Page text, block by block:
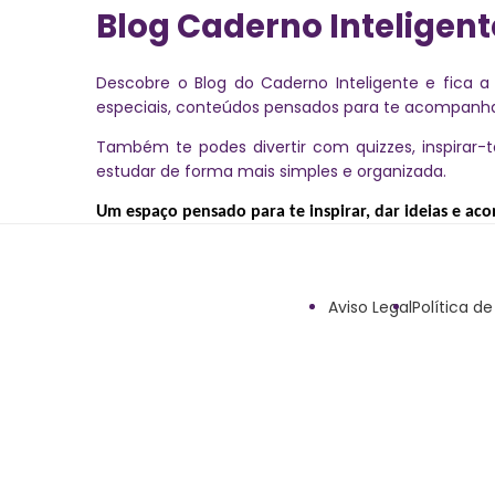
Blog Caderno
Descobre o Blog do Caderno Inteligente e fica
especiais, conteúdos pensados para te
Também te podes divertir com quizzes,
estudar de forma mais simples e organizada.
Um espaço pensado para te inspirar, dar ideias e
Aviso LegalPolítica